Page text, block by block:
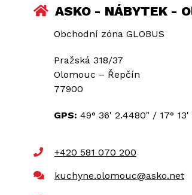
ASKO - NÁBYTEK -
Obchodní zóna GLOBUS
Pražská 318/37
Olomouc – Řepčín
77900
GPS: 49° 36' 2.4480" / 17°
+420 581 070 200
kuchyne.olomouc@asko.net